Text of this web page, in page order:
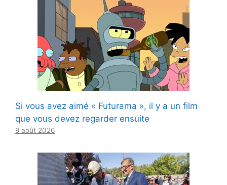
Si vous avez aimé « Futurama », il y a un film
que vous devez regarder ensuite
9 août 2026